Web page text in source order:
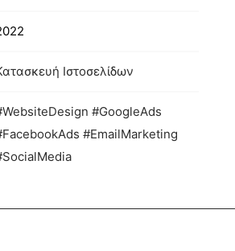
Ιστοσελίδων
#GoogleAds
#EmailMarketing